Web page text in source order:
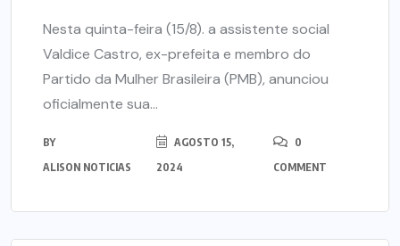
Nesta quinta-feira (15/8). a assistente social
Valdice Castro, ex-prefeita e membro do
Partido da Mulher Brasileira (PMB), anunciou
oficialmente sua...
BY
ALISON NOTICIAS
AGOSTO 15,
2024
0
COMMENT